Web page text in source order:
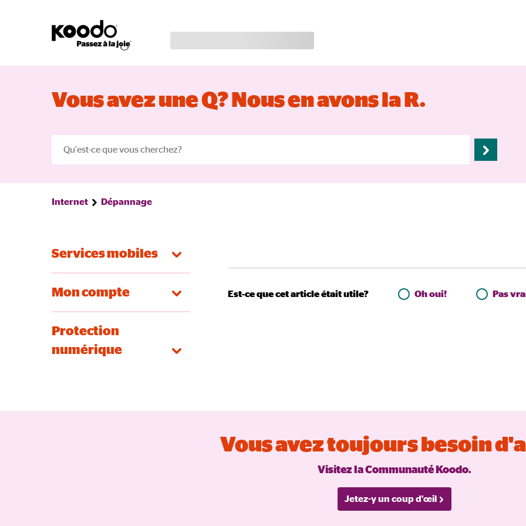
Vous avez une Q? Nous en avons la R.
Internet Dépannage
Services mobiles
Mon compte
Protection
numérique
Est-ce que cet article était utile? Oh oui! Pas
Vous avez toujours besoin
Visitez la Communauté Koodo.
Jetez-y un coup d'œil